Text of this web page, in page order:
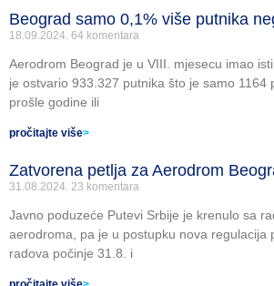
Beograd samo 0,1% više putnika
18.09.2024. 64 komentara
Aerodrom Beograd je u VIII. mjesecu imao
je ostvario 933.327 putnika što je samo 1164
prošle godine ili
pročitajte više>
Zatvorena petlja za Aerodrom
31.08.2024. 23 komentara
Javno poduzeće Putevi Srbije je krenulo sa
aerodroma, pa je u postupku nova regulacija
radova počinje 31.8. i